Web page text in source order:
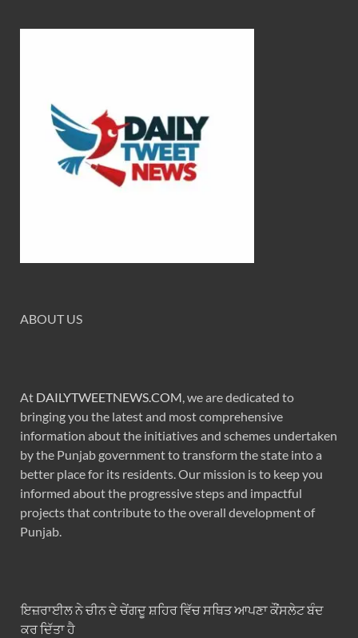
ABOUT US
At DAILYTWEETNEWS.COM, we are dedicated to
bringing you the latest and most comprehensive
information about the initiatives and schemes undertaken
by the Punjab government to transform the state into a
better place for its residents. Our mission is to keep you
informed about the progressive steps and impactful
projects that contribute to the overall development of
Punjab.
ਇਜ਼ਰਾਈਲ ਨੇ ਚੀਨ ਦੇ ਚੇਂਗਦੂ ਸ਼ਹਿਰ ਵਿੱਚ ਸਥਿਤ ਆਪਣਾ ਕੌਂਸਲੇਟ ਬੰਦ
ਕਰ ਦਿੱਤਾ ਹੈ